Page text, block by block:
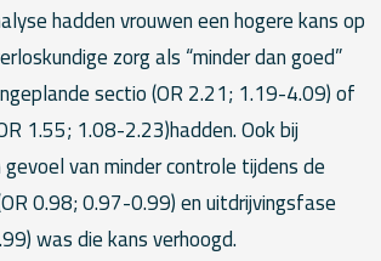
hadden vrouwen een hogere kans op
zorg als “minder dan goed”
sectio (OR 2.21; 1.19-4.09) of
1.55; 1.08-2.23)hadden. Ook bij
van minder controle tijdens de
0.98; 0.97-0.99) en uitdrijvingsfase
was die kans verhoogd.